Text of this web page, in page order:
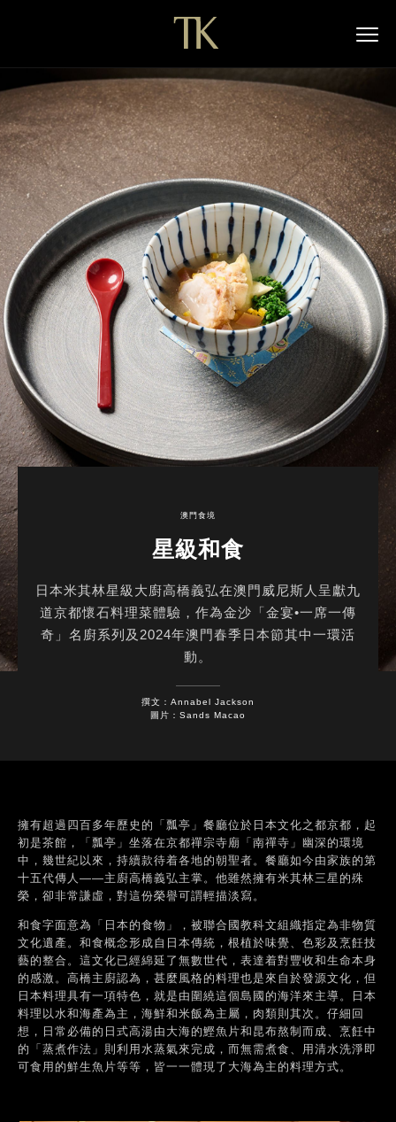
澳門食境
星級和食
日本米其林星級大廚高橋義弘在澳門威尼斯人呈獻九
道京都懷石料理菜體驗，作為金沙「金宴•一席一傳
奇」名廚系列及2024年澳門春季日本節其中一環活
動。
撰文：Annabel Jackson
圖片：Sands Macao
擁有超過四百多年歷史的「瓢亭」餐廳位於日本文化之都京都，起
初是茶館，「瓢亭」坐落在京都禪宗寺廟「南禪寺」幽深的環境
中，幾世紀以來，持續款待着各地的朝聖者。餐廳如今由家族的第
十五代傳人——主廚高橋義弘主掌。他雖然擁有米其林三星的殊
榮，卻非常謙虛，對這份榮譽可謂輕描淡寫。
和食字面意為「日本的食物」，被聯合國教科文組織指定為非物質
文化遺產。和食概念形成自日本傳統，根植於味覺、色彩及烹飪技
藝的整合。這文化已經綿延了無數世代，表達着對豐收和生命本身
的感激。高橋主廚認為，甚麼風格的料理也是來自於發源文化，但
日本料理具有一項特色，就是由圍繞這個島國的海洋來主導。日本
料理以水和海產為主，海鮮和米飯為主屬，肉類則其次。仔細回
想，日常必備的日式高湯由大海的鰹魚片和昆布熬制而成、烹飪中
的「蒸煮作法」則利用水蒸氣來完成，而無需煮食、用清水洗淨即
可食用的鮮生魚片等等，皆一一體現了大海為主的料理方式。